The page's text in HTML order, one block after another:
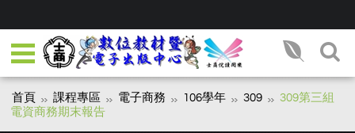
首頁 課程專區 電子商務 106學年 309
309第三組
電資商務期末報告